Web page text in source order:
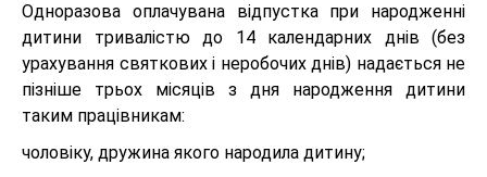
Одноразова оплачувана відпустка при народженні
дитини тривалістю до 14 календарних днів (без
урахування святкових і неробочих днів) надається не
пізніше трьох місяців з дня народження дитини
таким працівникам:
чоловіку, дружина якого народила дитину;